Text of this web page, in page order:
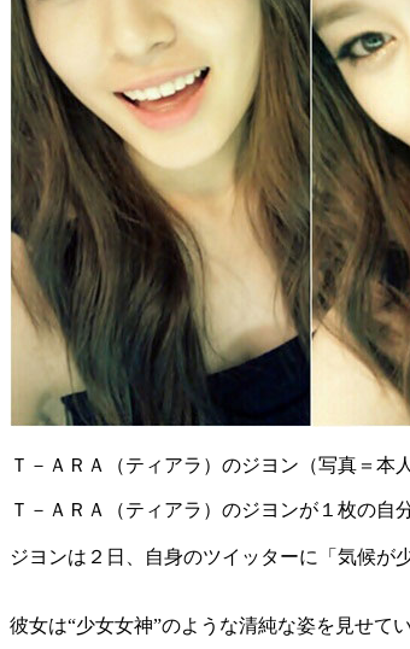
Ｔ－ＡＲＡ（ティアラ）のジヨン（写真＝本
Ｔ－ＡＲＡ（ティアラ）のジヨンが１枚の自
ジヨンは２日、自身のツイッターに「気候が
彼女は“少女女神”のような清純な姿を見せて